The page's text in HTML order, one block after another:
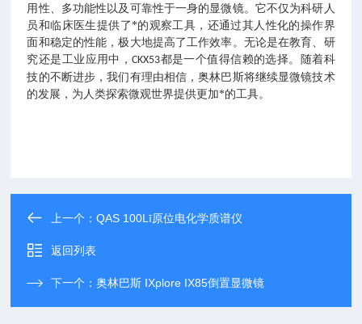
用性、多功能性以及可靠性于一身的显微镜。它不仅为科研人
员和临床医生提供了*的观察工具，还通过其人性化的操作界
面和稳定的性能，极大地提高了工作效率。无论是在教育、研
究还是工业应用中，CKX53都是一个值得信赖的选择。随着科
技的不断进步，我们有理由相信，奥林巴斯将继续显微镜技术
的发展，为人类探索微观世界提供更加*的工具。
上一个：QAS 100Lī原位电化学质谱仪
返回列表
下一个：奥林巴斯 IXplore IX85倒置显微镜